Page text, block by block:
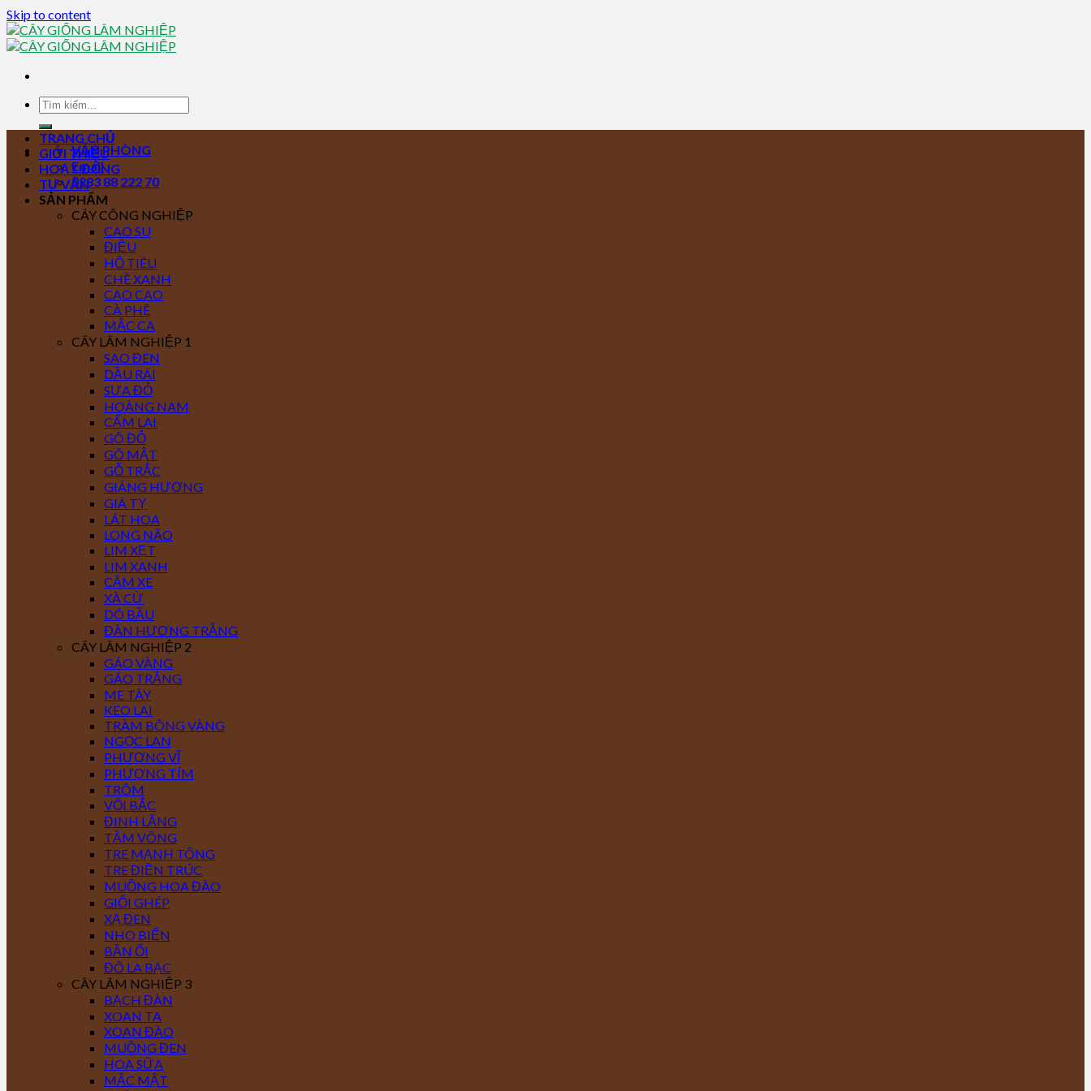
Skip to content
VĂN PHÒNG
Email
0283 88 222 70
TRANG CHỦ
GIỚI THIỆU
HOẠT ĐỘNG
TƯ VẤN
SẢN PHẨM
CÂY CÔNG NGHIỆP
CAO SU
ĐIỀU
HỒ TIÊU
CHÈ XANH
CAO CAO
CÀ PHÊ
MẮC CA
CÂY LÂM NGHIỆP 1
SAO ĐEN
DẦU RÁI
SƯA ĐỎ
HOÀNG NAM
CẨM LAI
GÕ ĐỎ
GÕ MẬT
GỖ TRẮC
GIÁNG HƯƠNG
GIÁ TỴ
LÁT HOA
LONG NÃO
LIM XẸT
LIM XANH
CĂM XE
XÀ CỪ
DÓ BẦU
ĐÀN HƯƠNG TRẮNG
CÂY LÂM NGHIỆP 2
GÁO VÀNG
GÁO TRẮNG
ME TÂY
KEO LAI
TRÀM BÔNG VÀNG
NGỌC LAN
PHƯỢNG VĨ
PHƯỢNG TÍM
TRÔM
VỐI BẮC
ĐINH LĂNG
TẦM VÔNG
TRE MẠNH TÔNG
TRE ĐIỀN TRÚC
MUỒNG HOA ĐÀO
GIỔI GHÉP
XẠ ĐEN
NHO BIỂN
BẦN ỔI
ĐÔ LA BẠC
CÂY LÂM NGHIỆP 3
BẠCH ĐÀN
XOAN TA
XOAN ĐÀO
MUỒNG ĐEN
HOA SỮA
MẮC MẬT